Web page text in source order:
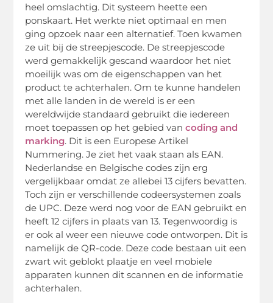
heel omslachtig. Dit systeem heette een
ponskaart. Het werkte niet optimaal en men
ging opzoek naar een alternatief. Toen kwamen
ze uit bij de streepjescode. De streepjescode
werd gemakkelijk gescand waardoor het niet
moeilijk was om de eigenschappen van het
product te achterhalen. Om te kunne handelen
met alle landen in de wereld is er een
wereldwijde standaard gebruikt die iedereen
moet toepassen op het gebied vancoding and
marking. Dit is een Europese Artikel
Nummering. Je ziet het vaak staan als EAN.
Nederlandse en Belgische codes zijn erg
vergelijkbaar omdat ze allebei 13 cijfers bevatten.
Toch zijn er verschillende codeersystemen zoals
de UPC. Deze werd nog voor de EAN gebruikt en
heeft 12 cijfers in plaats van 13. Tegenwoordig is
er ook al weer een nieuwe code ontworpen. Dit is
namelijk de QR-code. Deze code bestaan uit een
zwart wit geblokt plaatje en veel mobiele
apparaten kunnen dit scannen en de informatie
achterhalen.